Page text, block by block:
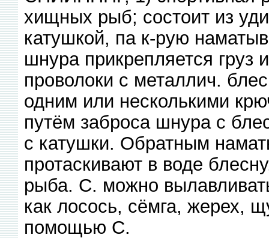
хищных рыб; состоит из
катушкой, па к-рую
шнура прикрепляется груз
проволоки с металлич.
одним или несколькими
путём заброса шнура с
с катушки. Обратным
протаскивают в воде
рыба. С. можно
как лосось, сёмга, жерех,
помощью С.